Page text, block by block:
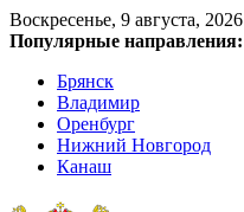
Воскресенье, 9 августа, 2026
Популярные направления:
Брянск
Владимир
Оренбург
Нижний Новгород
Канаш